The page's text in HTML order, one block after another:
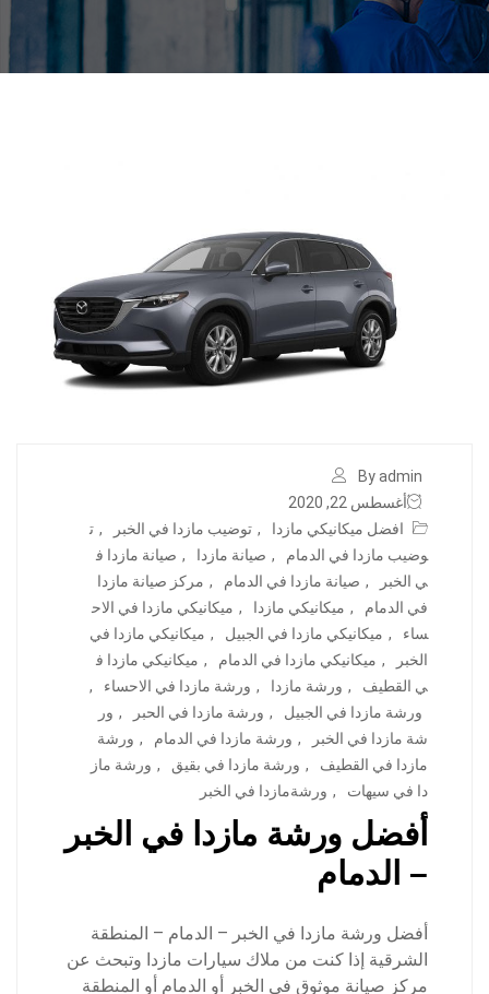
By admin
أغسطس 22, 2020
افضل ميكانيكي مازدا
, توضيب مازدا في الخبر , ت
وضيب مازدا في الدمام
, صيانة مازدا , صيانة مازدا ف
ي الخبر
, صيانة مازدا في الدمام , مركز صيانة مازدا
في الدمام
, ميكانيكي مازدا , ميكانيكي مازدا في الاح
ساء
, ميكانيكي مازدا في الجبيل , ميكانيكي مازدا في
الخبر
, ميكانيكي مازدا في الدمام , ميكانيكي مازدا ف
ي القطيف
, ورشة مازدا , ورشة مازدا في الاحساء
,
ورشة مازدا في الجبيل
, ورشة مازدا في الحبر , ور
شة مازدا في الخبر
, ورشة مازدا في الدمام , ورشة
مازدا في القطيف
, ورشة مازدا في بقيق , ورشة ماز
دا في سيهات
, ورشةمازدا في الخبر
أفضل ورشة مازدا في الخبر
– الدمام
أفضل ورشة مازدا في الخبر – الدمام – المنطقة
الشرقية إذا كنت من ملاك سيارات مازدا وتبحث عن
مركز صيانة موثوق في الخبر أو الدمام أو المنطقة